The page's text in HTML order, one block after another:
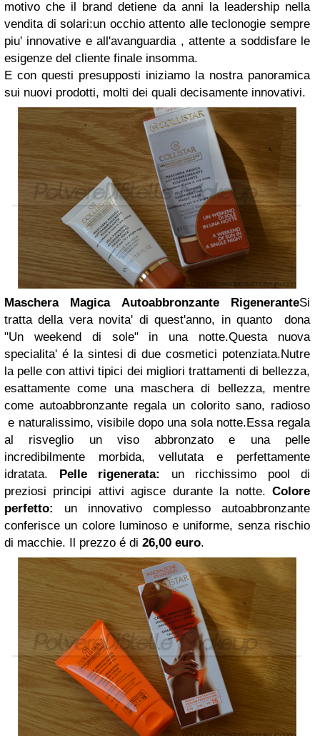
motivo che il brand detiene da anni la leadership nella
vendita di solari:un occhio attento alle teclonogie sempre
piu' innovative e all'avanguardia , attente a soddisfare le
esigenze del cliente finale insomma.
E con questi presupposti iniziamo la nostra panoramica
sui nuovi prodotti, molti dei quali decisamente innovativi.
Maschera Magica Autoabbronzante RigeneranteSi
tratta della vera novita' di quest'anno, in quanto dona
"Un weekend di sole" in una notte.Questa nuova
specialita' é la sintesi di due cosmetici potenziata.Nutre
la pelle con attivi tipici dei migliori trattamenti di bellezza,
esattamente come una maschera di bellezza, mentre
come autoabbronzante regala un colorito sano, radioso
e naturalissimo, visibile dopo una sola notte.Essa regala
al risveglio un viso abbronzato e una pelle
incredibilmente morbida, vellutata e perfettamente
idratata.
Pelle rigenerata:
un ricchissimo pool di
preziosi principi attivi agisce durante la notte. Colore
perfetto: un innovativo complesso autoabbronzante
conferisce un colore luminoso e uniforme, senza rischio
di macchie. Il prezzo é di 26,00 euro.